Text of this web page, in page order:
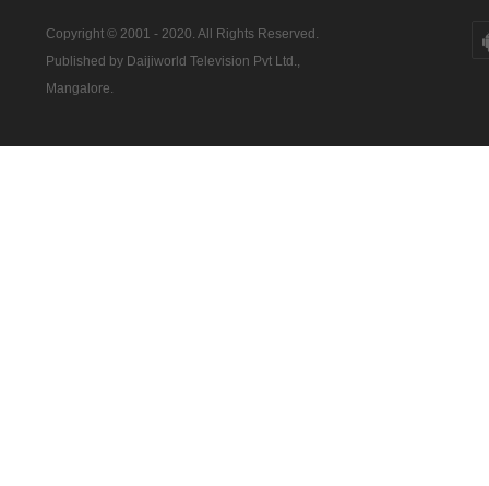
Copyright © 2001 - 2020. All Rights Reserved.
Published by Daijiworld Television Pvt Ltd.,
Mangalore.